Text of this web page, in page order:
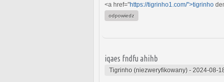
<a href="https://tigrinho1.com/">tigrinho
odpowiedz
iqaes fndfu ahihb
Tigrinho (niezweryfikowany) - 2024-08-